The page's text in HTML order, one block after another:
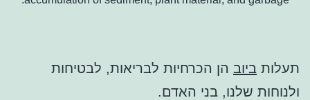
תעלות ביוב הן הכרחיות לבריאות, לבטיחות
ולנוחות שלנו, בני האדם.